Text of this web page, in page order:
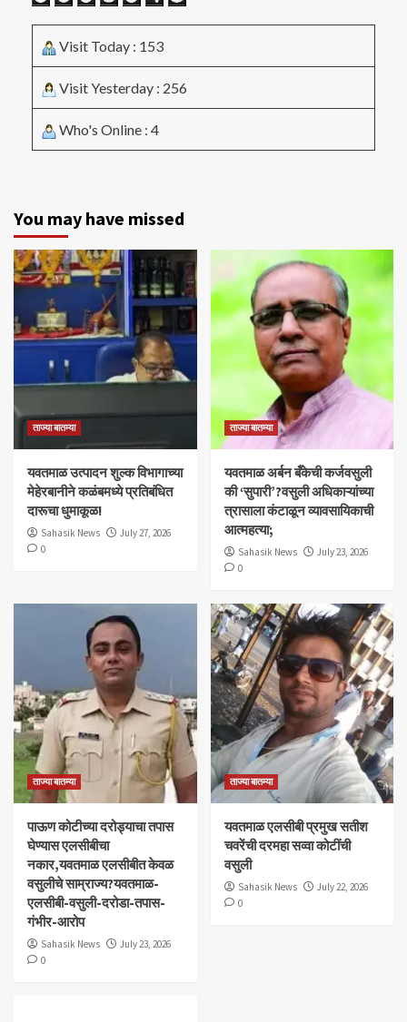
Visit Today : 153
Visit Yesterday : 256
Who's Online : 4
You may have missed
ताज्या बातम्या
यवतमाळ उत्पादन शुल्क विभागाच्या
मेहेरबानीने कळंबमध्ये प्रतिबंधित
दारूचा धुमाकूळ!
Sahasik News
July 27, 2026
0
ताज्या बातम्या
​यवतमाळ अर्बन बँकेची कर्जवसुली
की ‘सुपारी’?वसुली अधिकाऱ्यांच्या
त्रासाला कंटाळून व्यावसायिकाची
आत्महत्या;
Sahasik News
July 23, 2026
0
ताज्या बातम्या
पाऊण कोटीच्या दरोड्याचा तपास
घेण्यास एलसीबीचा
नकार,यवतमाळ एलसीबीत केवळ
वसुलीचे साम्राज्य?यवतमाळ-
एलसीबी-वसुली-दरोडा-तपास-
गंभीर-आरोप
Sahasik News
July 23, 2026
0
ताज्या बातम्या
यवतमाळ एलसीबी प्रमुख सतीश
चवरेंची दरमहा सव्वा कोटींची
वसुली
Sahasik News
July 22, 2026
0